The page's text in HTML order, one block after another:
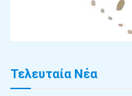
Τελευταία Νέα